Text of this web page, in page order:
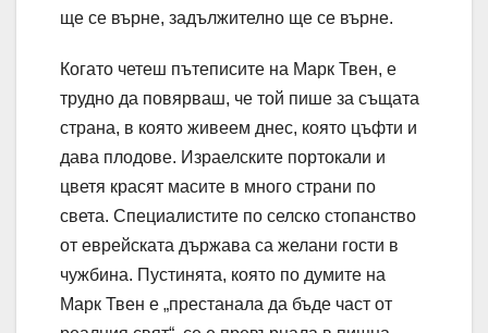
ще се върне, задължително ще се върне.
Когато четеш пътеписите на Марк Твен, е
трудно да повярваш, че той пише за същата
страна, в която живеем днес, която цъфти и
дава плодове. Израелските портокали и
цветя красят масите в много страни по
света. Специалистите по селско стопанство
от еврейската държава са желани гости в
чужбина. Пустинята, която по думите на
Марк Твен е „престанала да бъде част от